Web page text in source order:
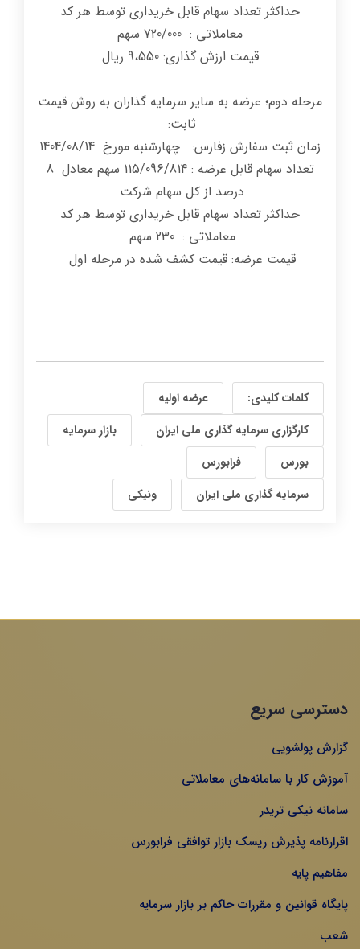
حداکثر تعداد سهام قابل خریداری توسط هر کد
معاملاتی : 720/000 سهم
قیمت ارزش گذاري: 9،550 ریال
مرحله دوم؛ عرضه به سایر سرمایه گذاران به روش قیمت
ثابت:
زمان ثبت سفارش زفارس: چهارشنبه مورخ 1404/08/14
تعداد سهام قابل عرضه : 115/096/814 سهم معادل 8
درصد از کل سهام شرکت
حداکثر تعداد سهام قابل خریداری توسط هر کد
معاملاتی : 230 سهم
قیمت عرضه: قیمت کشف شده در مرحله اول
کلمات کلیدی:
عرضه اولیه
کارگزاری سرمایه گذاری ملی ایران
بازار سرمایه
بورس
فرابورس
سرمایه گذاری ملی ایران
ونیکی
دسترسی سریع
گزارش پولشویی
آموزش کار با سامانه‌های معاملاتی
سامانه نیکی تریدر
اقرارنامه پذیرش ریسک بازار توافقی فرابورس
مفاهیم پایه
پایگاه قوانین و مقررات حاکم بر بازار سرمایه
شعب